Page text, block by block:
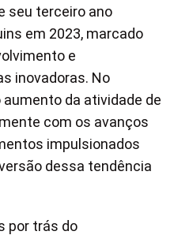
seu terceiro ano
em 2023, marcado
e
inovadoras. No
da atividade de
com os avanços
impulsionados
dessa tendência
por trás do